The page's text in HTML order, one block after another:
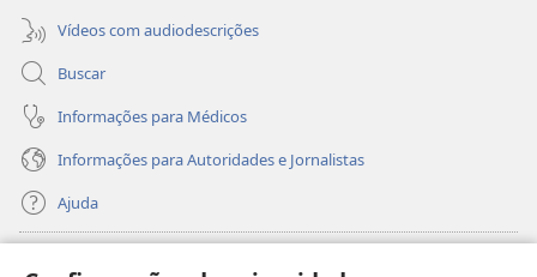
Vídeos com audiodescrições
Buscar
Informações para Médicos
Informações para Autoridades e Jornalistas
Ajuda